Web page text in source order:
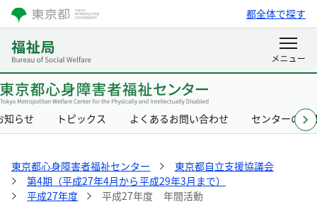
都全体で探す
知らせ トピックス よくあるお問い合わせ センターの概
東京都心身障害者福祉センター
東京都自立支援協議会
第4期（平成27年4月から平成29年3月まで）
平成27年度
平成27年度 年間活動